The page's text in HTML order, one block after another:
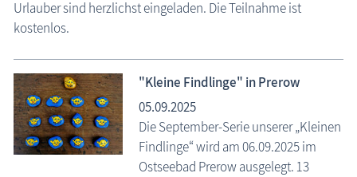
Urlauber sind herzlichst eingeladen. Die Teilnahme ist
kostenlos.
"Kleine Findlinge" in Prerow
05.09.2025
Die September-Serie unserer „Kleinen
Findlinge“ wird am 06.09.2025 im
Ostseebad Prerow ausgelegt. 13